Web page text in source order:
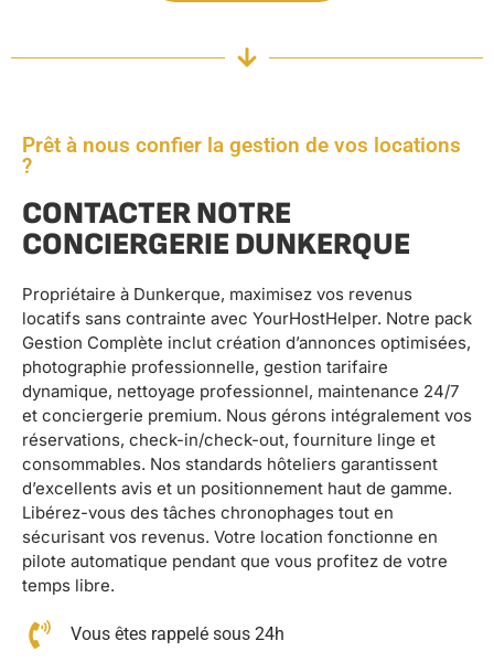
Prêt à nous confier la gestion de vos locations
?
CONTACTER NOTRE
CONCIERGERIE DUNKERQUE
Propriétaire à Dunkerque, maximisez vos revenus
locatifs sans contrainte avec YourHostHelper. Notre pack
Gestion Complète inclut création d’annonces optimisées,
photographie professionnelle, gestion tarifaire
dynamique, nettoyage professionnel, maintenance 24/7
et conciergerie premium. Nous gérons intégralement vos
réservations, check-in/check-out, fourniture linge et
consommables. Nos standards hôteliers garantissent
d’excellents avis et un positionnement haut de gamme.
Libérez-vous des tâches chronophages tout en
sécurisant vos revenus. Votre location fonctionne en
pilote automatique pendant que vous profitez de votre
temps libre.
Vous êtes rappelé sous 24h